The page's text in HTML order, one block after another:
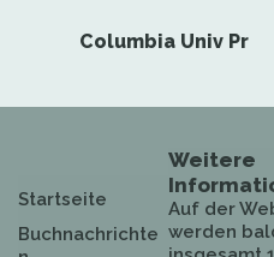
Columbia Univ Pr
Startseite
Buchnachrichte
Weitere
Auf der
werden